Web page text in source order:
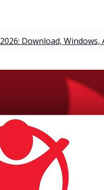
Download, Windows,